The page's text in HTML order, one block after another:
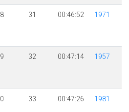
31 00:46:52 1971
32 00:47:14 1957
33 00:47:26 1981